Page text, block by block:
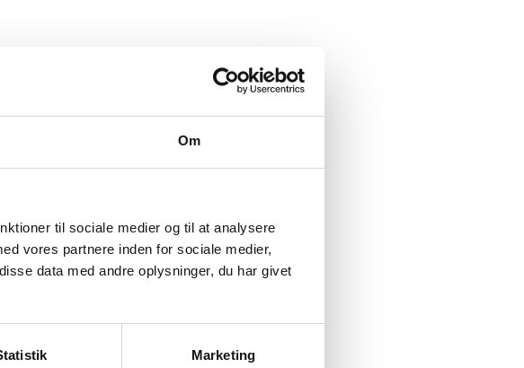
Om
til sociale medier og til at analysere
vores partnere inden for sociale medier,
data med andre oplysninger, du har givet
Marketing